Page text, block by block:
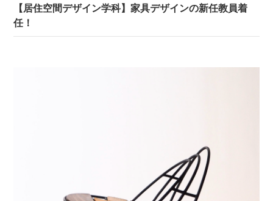
【居住空間デザイン学科】家具デザインの新任教員着
任！